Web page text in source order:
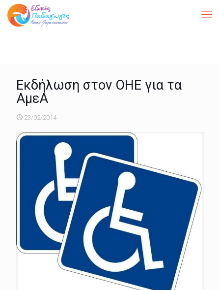
Εκδήλωση στον ΟΗΕ για τα
ΑμεΑ
23/02/2014